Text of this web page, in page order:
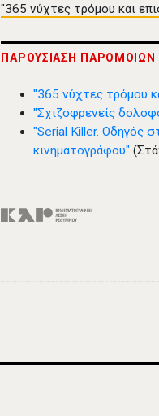
"365 νύχτες τρόμου και
ΠΑΡΟΥΣΙΑΣΗ ΠΑΡΟΜΟΙΩΝ
"365 νύχτες τρόμου
"Σχιζοφρενείς
"Serial Killer. Οδηγός
κινηματογράφου"